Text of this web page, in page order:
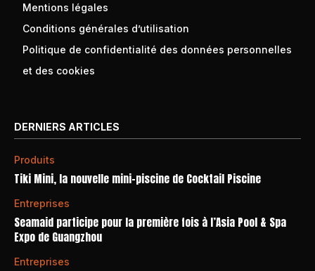
Mentions légales
Conditions générales d’utilisation
Politique de confidentialité des données personnelles
et des cookies
DERNIERS ARTICLES
Produits
Tiki Mini, la nouvelle mini-piscine de Cocktail Piscine
Entreprises
Seamaid participe pour la première fois à l’Asia Pool & Spa
Expo de Guangzhou
Entreprises